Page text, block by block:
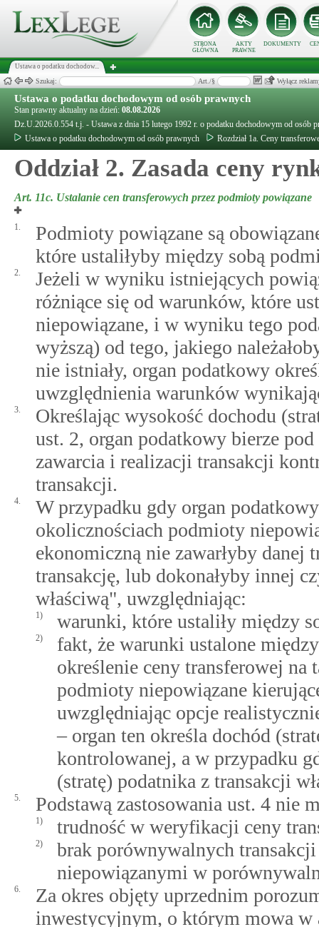
STRONA
GŁÓWNA
AKTY
PRAWNE
DOKUMENTY
Ustawa o podatku dochodow...
Szukaj: Art./§ Wyłącz
Ustawa o podatku dochodowym od osób prawnych
Stan prawny aktualny na dzień: 08.08.2026
Dz.U.2026.0.554 t.j. - Ustawa z dnia 15 lutego 1992 r. o podatku dochodowym od osób
Ustawa o podatku dochodowym od osób prawnych
Rozdział 1a. Ceny
Oddział 2. Zasada ceny
Art. 11c. Ustalanie cen transferowych przez podmioty powiązane
1.
Podmioty powiązane są
które ustaliłyby między sobą
2.
Jeżeli w wyniku istniejących
różniące się od warunków, które
niepowiązane, i w wyniku tego
wyższą) od tego, jakiego
nie istniały, organ podatkowy
uwzględnienia warunków
3.
Określając wysokość dochodu
ust. 2, organ podatkowy bierze
zawarcia i realizacji transakcji
transakcji.
4.
W przypadku gdy organ
okolicznościach podmioty
ekonomiczną nie zawarłyby
transakcję, lub dokonałyby innej
właściwą", uwzględniając:
1) warunki, które ustaliły między
2)
fakt, że warunki ustalone
określenie ceny transferowej
podmioty niepowiązane
uwzględniając opcje
– organ ten określa dochód
kontrolowanej, a w przypadku
(stratę) podatnika z transakcji
5. Podstawą zastosowania ust. 4 nie
1) trudność w weryfikacji ceny
2)
brak porównywalnych
niepowiązanymi w
6.
Za okres objęty uprzednim
inwestycyjnym, o którym mowa w